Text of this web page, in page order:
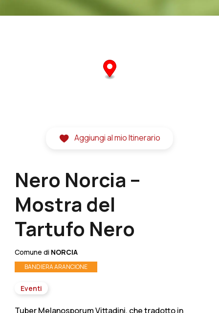
Nero Norcia –
Mostra del
Tartufo Nero
Comune di NORCIA
BANDIERA ARANCIONE
Eventi
Aggiungi al mio Itinerario
Tuber Melanosporum Vittadini, che tradotto in